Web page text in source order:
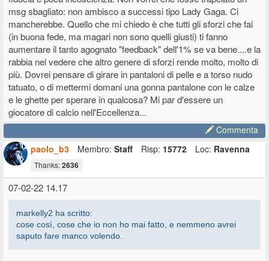
msg sbagliato: non ambisco a successi tipo Lady Gaga. Ci
mancherebbe. Quello che mi chiedo è che tutti gli sforzi che fai
(in buona fede, ma magari non sono quelli giusti) ti fanno
aumentare il tanto agognato "feedback" dell'1% se va bene....e la
rabbia nel vedere che altro genere di sforzi rende molto, molto di
più. Dovrei pensare di girare in pantaloni di pelle e a torso nudo
tatuato, o di mettermi domani una gonna pantalone con le calze
e le ghette per sperare in qualcosa? Mi par d'essere un
giocatore di calcio nell'Eccellenza...
Commenta
paolo_b3
Membro: Staff Risp: 15772 Loc: Ravenna
Thanks:2636
07-02-22 14.17
markelly2 ha scritto:
cose così, cose che io non ho mai fatto, e nemmeno avrei
saputo fare manco volendo.